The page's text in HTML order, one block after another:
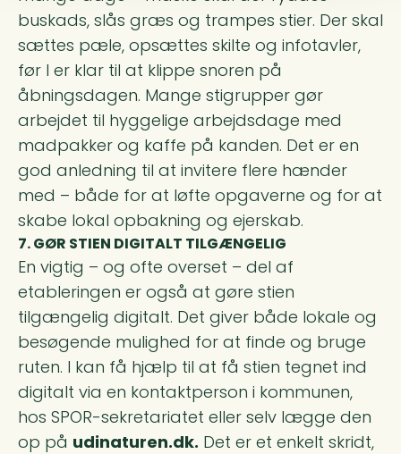
buskads, slås græs og trampes stier. Der skal
sættes pæle, opsættes skilte og infotavler,
før I er klar til at klippe snoren på
åbningsdagen. Mange stigrupper gør
arbejdet til hyggelige arbejdsdage med
madpakker og kaffe på kanden. Det er en
god anledning til at invitere flere hænder
med – både for at løfte opgaverne og for at
skabe lokal opbakning og ejerskab.
7. GØR STIEN DIGITALT TILGÆNGELIG
En vigtig – og ofte overset – del af
etableringen er også at gøre stien
tilgængelig digitalt. Det giver både lokale og
besøgende mulighed for at finde og bruge
ruten. I kan få hjælp til at få stien tegnet ind
digitalt via en kontaktperson i kommunen,
hos SPOR-sekretariatet eller selv lægge den
op på udinaturen.dk. Det er et enkelt skridt,